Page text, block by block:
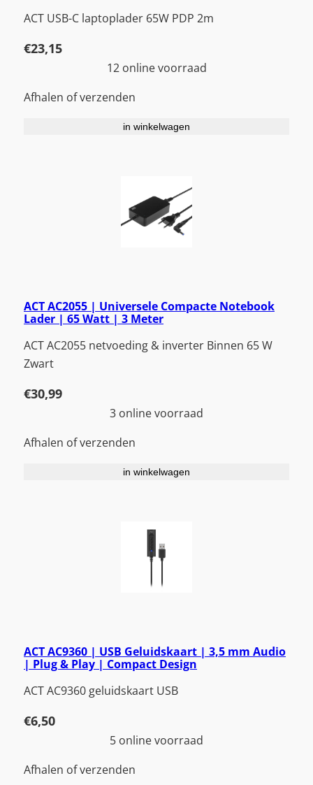
ACT USB-C laptoplader 65W PDP 2m
€23,15
12 online voorraad
Afhalen of verzenden
in winkelwagen
ACT AC2055 | Universele Compacte Notebook
Lader | 65 Watt | 3 Meter
ACT AC2055 netvoeding & inverter Binnen 65 W
Zwart
€30,99
3 online voorraad
Afhalen of verzenden
in winkelwagen
ACT AC9360 | USB Geluidskaart | 3,5 mm Audio
| Plug & Play | Compact Design
ACT AC9360 geluidskaart USB
€6,50
5 online voorraad
Afhalen of verzenden